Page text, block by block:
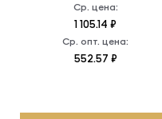
Ср. цена:
1 105.14 ₽
Ср. опт. цена:
552.57 ₽